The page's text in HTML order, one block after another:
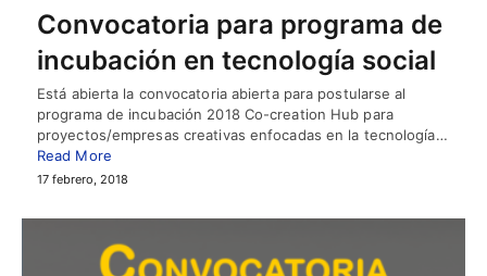
Convocatoria para programa de
incubación en tecnología social
Está abierta la convocatoria abierta para postularse al
programa de incubación 2018 Co-creation Hub para
proyectos/empresas creativas enfocadas en la tecnología…
Read More
17 febrero, 2018